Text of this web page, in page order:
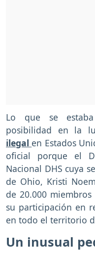
Lo que se
posibilidad en la
ilegal en Estados
oficial porque el
Nacional DHS cuya
de Ohio, Kristi
de 20.000
su participación en
en todo el territorio
Un inusual